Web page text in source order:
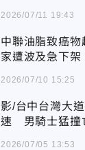
2026/07/11 19:43
中聯油脂致癌
家遭波及急下架
2026/07/10 15:25
影/台中台灣大
速 男騎士猛撞
2026/07/05 13:53